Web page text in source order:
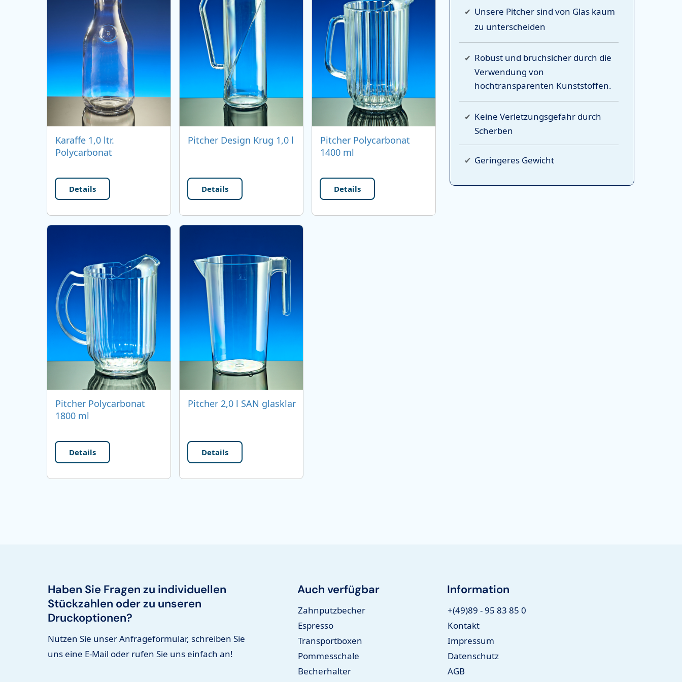
Karaffe 1,0 ltr.
Polycarbonat
Details
Pitcher Design Krug 1,0 l
Details
Pitcher Polycarbonat
1400 ml
Details
Pitcher Polycarbonat
1800 ml
Details
Pitcher 2,0 l SAN glasklar
Details
Unsere Pitcher sind von Glas kaum
zu unterscheiden
Robust und bruchsicherdurch die
Verwendung von
hochtransparenten Kunststoffen.
Keine Verletzungsgefahrdurch
Scherben
Geringeres Gewicht
Haben Sie Fragen zu individuellen
Stückzahlen oder zu unseren
Druckoptionen?
Nutzen Sie unser Anfrageformular, schreiben Sie
uns eine E-Mail oder rufen Sie uns einfach an!
Auch verfügbar
Zahnputzbecher
Espresso
Transportboxen
Pommesschale
Becherhalter
Information
+(49)89 - 95 83 85 0
Kontakt
Impressum
Datenschutz
AGB